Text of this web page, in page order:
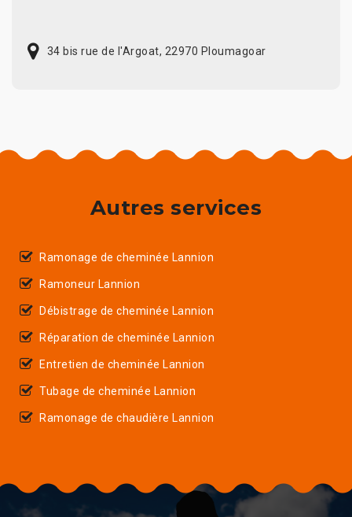
34 bis rue de l'Argoat, 22970 Ploumagoar
Autres services
Ramonage de cheminée Lannion
Ramoneur Lannion
Débistrage de cheminée Lannion
Réparation de cheminée Lannion
Entretien de cheminée Lannion
Tubage de cheminée Lannion
Ramonage de chaudière Lannion